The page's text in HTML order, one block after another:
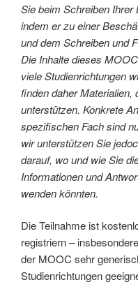
Sie beim Schreiben Ihrer
indem er zu einer
und dem Schreiben und
Die Inhalte dieses
viele Studienrichtungen
finden daher
unterstützen. Konkrete
spezifischen Fach sind
wir unterstützen Sie
darauf, wo und wie Sie
Informationen und
wenden könnten.
Die Teilnahme ist
registriern –
der MOOC sehr
Studienrichtungen